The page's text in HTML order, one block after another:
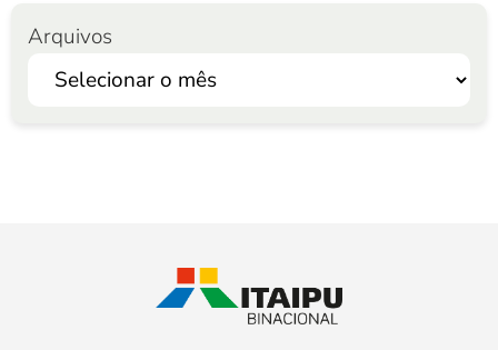
Arquivos